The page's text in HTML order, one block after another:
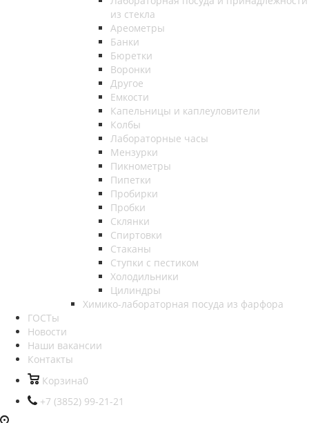
из стекла
Ареометры
Банки
Бюретки
Воронки
Другое
Емкости
Капельницы и каплеуловители
Колбы
Лабораторные часы
Мензурки
Пикнометры
Пипетки
Пробирки
Пробки
Склянки
Спиртовки
Стаканы
Ступки с пестиком
Холодильники
Цилиндры
Химико-лабораторная посуда из фарфора
ГОСТы
Новости
Наши вакансии
Контакты
Корзина0
+7 (3852) 99-21-21